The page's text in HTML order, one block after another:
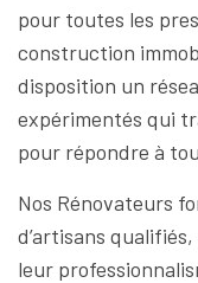
pour toutes les
construction
disposition un
expérimentés qui
pour répondre à
Nos Rénovateurs
d’artisans
leur